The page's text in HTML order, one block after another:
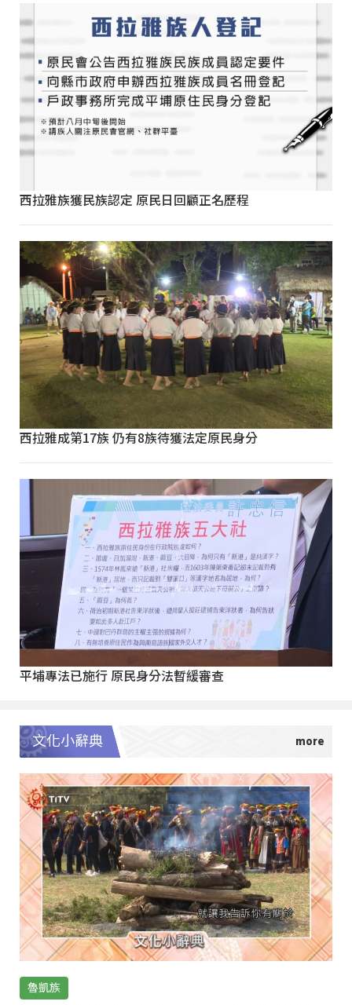
西拉雅族獲民族認定 原民日回顧正名歷程
西拉雅成第17族 仍有8族待獲法定原民身分
平埔專法已施行 原民身分法暫緩審查
文化小辭典
魯凱族